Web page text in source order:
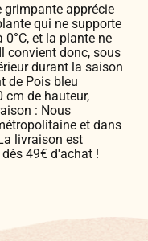
grimpante apprécie
qui ne supporte
et la plante ne
convient donc, sous
durant la saison
de Pois bleu
cm de hauteur,
: Nous
et dans
livraison est
49€ d'achat !